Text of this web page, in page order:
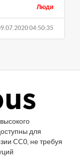
Люди
04:50:35
для
CC0, не требуя